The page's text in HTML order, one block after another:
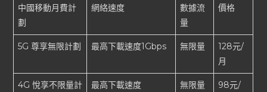
中國移動月費計
劃
網絡速度
數據流
量
價格
5G 尊享無限計劃 最高下載速度1Gbps 無限量
128元/
月
4G 悅享不限量計
最高下載速度
無限量
98元/